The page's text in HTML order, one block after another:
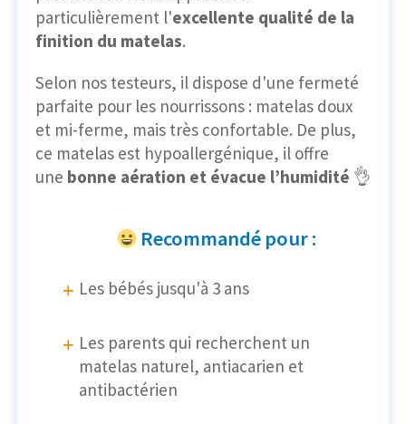
particulièrement l'excellente qualité de la
finition du matelas.
Selon nos testeurs, il dispose d'une fermeté
parfaite pour les nourrissons : matelas doux
et mi-ferme, mais très confortable. De plus,
ce matelas est hypoallergénique, il offre
une bonne aération et évacue l’humidité 👌
Recommandé pour :
Les bébés jusqu'à 3 ans
Les parents qui recherchent un
matelas naturel, antiacarien et
antibactérien